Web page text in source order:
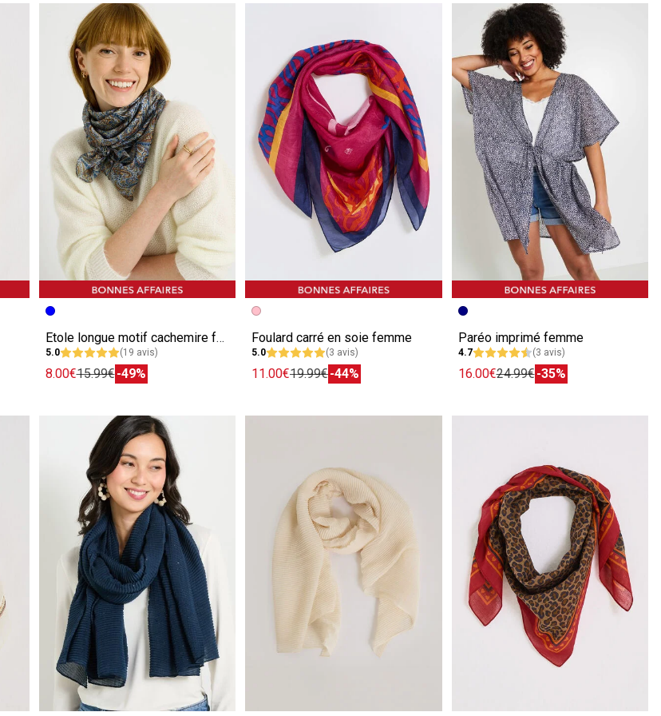
Image précédente
Image suivante
Etole longue motif cachemire femme
5.0 (19 avis)
8.00€15.99€-49%
Image précédente
Image suivante
Foulard carré en soie femme
5.0 (3 avis)
11.00€19.99€-44%
Image précédente
Image suivante
Paréo imprimé femme
4.7 (3 avis)
16.00€24.99€-35%